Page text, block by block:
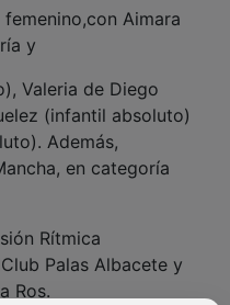
hasta las nueve de la
a acercarse y